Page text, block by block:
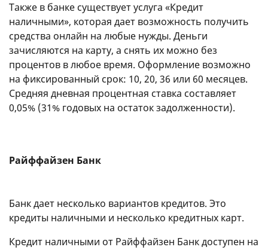
Также в банке существует услуга «Кредит
наличными», которая дает возможность получить
средства онлайн на любые нужды. Деньги
зачисляются на карту, а снять их можно без
процентов в любое время. Оформление возможно
на фиксированный срок: 10, 20, 36 или 60 месяцев.
Средняя дневная процентная ставка составляет
0,05% (31% годовых на остаток задолженности).
Райффайзен Банк
Банк дает несколько вариантов кредитов. Это
кредиты наличными и несколько кредитных карт.
Кредит наличными от Райффайзен Банк доступен на